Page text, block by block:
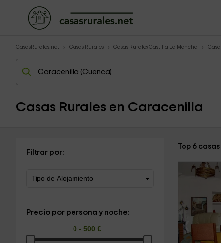
CasasRurales.net Casas Rurales Casas Rurales Castilla La Mancha
Casas Rurales en Caracenilla
Filtrar por:
Precio por persona y noche:
Top 6
‹